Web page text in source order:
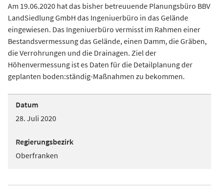
Am 19.06.2020 hat das bisher betreuuende Planungsbüro BBV
LandSiedlung GmbH das Ingeniuerbüro in das Gelände
eingewiesen. Das Ingeniuerbüro vermisst im Rahmen einer
Bestandsvermessung das Gelände, einen Damm, die Gräben,
die Verrohrungen und die Drainagen. Ziel der
Höhenvermessung ist es Daten für die Detailplanung der
geplanten boden:ständig-Maßnahmen zu bekommen.
Datum
28. Juli 2020
Regierungsbezirk
Oberfranken